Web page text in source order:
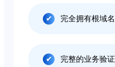
完全拥有根域名
完整的业务验证